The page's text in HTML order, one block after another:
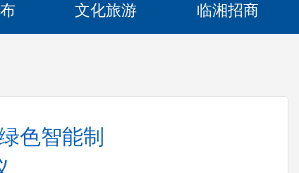
文化旅游 临湘招商
色智能制